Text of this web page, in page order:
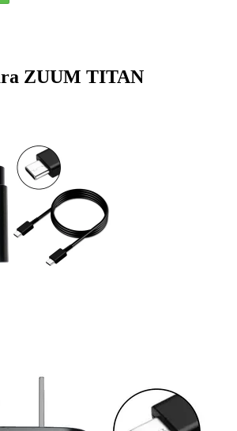
ZUUM TITAN